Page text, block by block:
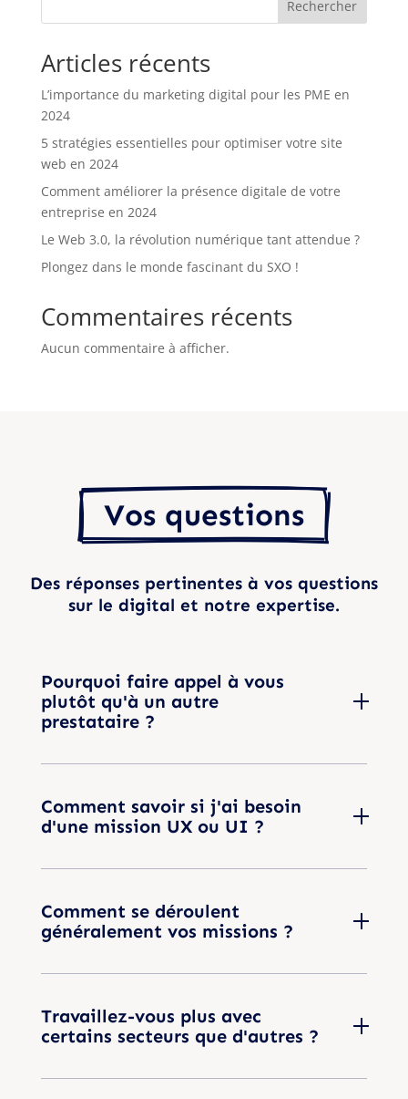
Rechercher
Articles récents
L’importance du marketing digital pour les PME en
2024
5 stratégies essentielles pour optimiser votre site
web en 2024
Comment améliorer la présence digitale de votre
entreprise en 2024
Le Web 3.0, la révolution numérique tant attendue ?
Plongez dans le monde fascinant du SXO !
Commentaires récents
Aucun commentaire à afficher.
  Vos questions
Des réponses pertinentes à vos questions
sur le digital et notre expertise.
Pourquoi faire appel à vous
plutôt qu'à un autre
prestataire ?
Comment savoir si j'ai besoin
d'une mission UX ou UI ?
Comment se déroulent
généralement vos missions ?
Travaillez-vous plus avec
certains secteurs que d'autres ?